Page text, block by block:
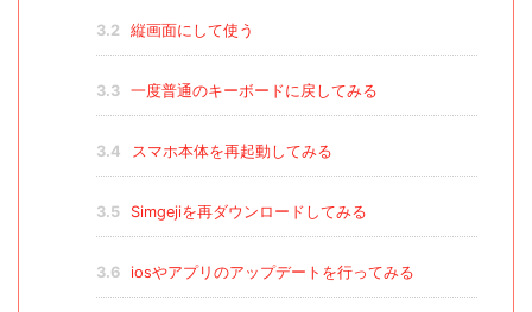
3.2 縦画面にして使う
3.3 一度普通のキーボードに戻してみる
3.4 スマホ本体を再起動してみる
3.5 Simgejiを再ダウンロードしてみる
3.6 iosやアプリのアップデートを行ってみる